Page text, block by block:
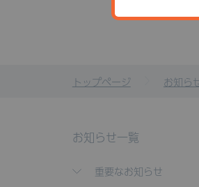
トップページ お知ら
お知らせ一覧
重要なお知らせ